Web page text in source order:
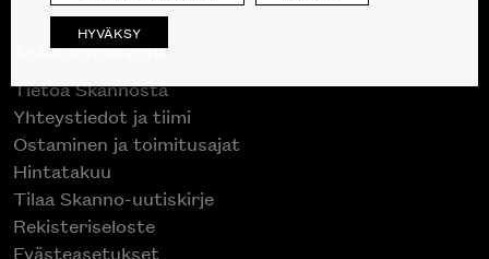
Asiakaspalvelu
Tietoa Skannosta
Yhteystiedot ja tiimi
Ostaminen ja toimitusajat
Hintatakuu
Tilaa Skanno-uutiskirje
Rekisteriseloste
Evästeasetukset
HYVÄKSY